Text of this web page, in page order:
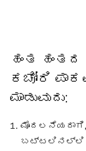
ಹಂತ ಹಂತದ
ಕಚೋರಿ
ಮಾಡುವುದು:
ಬಟ್ಟಲಿನಲ್ಲಿ